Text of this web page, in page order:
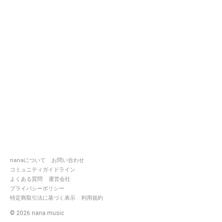
nanaについて
お問い合わせ
コミュニティガイドライン
よくある質問
運営会社
プライバシーポリシー
特定商取引法に基づく表示
利用規約
© 2026 nana music